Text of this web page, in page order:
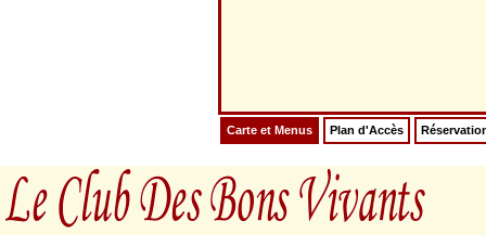
Carte et Menus Plan d'Accès